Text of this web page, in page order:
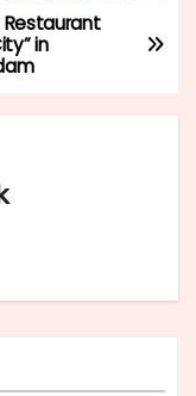
Restaurant
in